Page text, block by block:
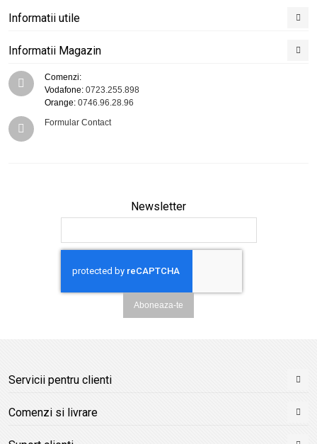
Informatii utile
Informatii Magazin
Comenzi:
Vodafone: 0723.255.898
Orange: 0746.96.28.96
Formular Contact
Newsletter
Aboneaza-te
Servicii pentru clienti
Comenzi si livrare